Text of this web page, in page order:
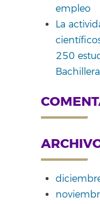
empleo
La
250